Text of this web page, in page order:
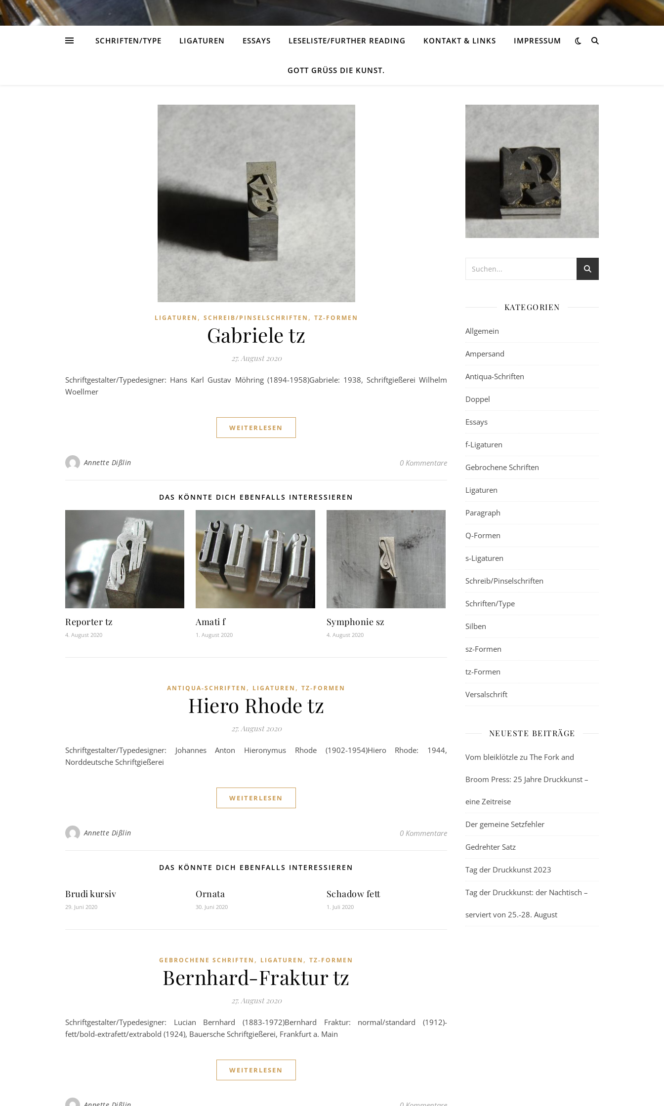
SCHRIFTEN/TYPE LIGATUREN ESSAYS LESELISTE/FURTHER READING KONTAKT & LINKS IMPRESSUM
GOTT GRÜSS DIE KUNST.
LIGATUREN , SCHREIB/PINSELSCHRIFTEN , TZ-FORMEN
Gabriele tz
27. August 2020
Schriftgestalter/Typedesigner: Hans Karl Gustav Möhring (1894-1958)Gabriele: 1938, Schriftgießerei Wilhelm
Woellmer
WEITERLESEN
Annette Dißlin 0 Kommentare
DAS KÖNNTE DICH EBENFALLS INTERESSIEREN
Reporter tz
4. August 2020
Amati f
1. August 2020
Symphonie sz
4. August 2020
ANTIQUA-SCHRIFTEN , LIGATUREN , TZ-FORMEN
Hiero Rhode tz
27. August 2020
Schriftgestalter/Typedesigner: Johannes Anton Hieronymus Rhode (1902-1954)Hiero Rhode: 1944,
Norddeutsche Schriftgießerei
WEITERLESEN
Annette Dißlin 0 Kommentare
DAS KÖNNTE DICH EBENFALLS INTERESSIEREN
Brudi kursiv
29. Juni 2020
Ornata
30. Juni 2020
Schadow fett
1. Juli 2020
GEBROCHENE SCHRIFTEN , LIGATUREN , TZ-FORMEN
Bernhard-Fraktur tz
27. August 2020
Schriftgestalter/Typedesigner: Lucian Bernhard (1883-1972)Bernhard Fraktur: normal/standard (1912)-
fett/bold-extrafett/extrabold (1924), Bauersche Schriftgießerei, Frankfurt a. Main
WEITERLESEN
KATEGORIEN
Allgemein
Ampersand
Antiqua-Schriften
Doppel
Essays
f-Ligaturen
Gebrochene Schriften
Ligaturen
Paragraph
Q-Formen
s-Ligaturen
Schreib/Pinselschriften
Schriften/Type
Silben
sz-Formen
tz-Formen
Versalschrift
NEUESTE BEITRÄGE
Vom bleiklötzle zu The Fork and
Broom Press: 25 Jahre Druckkunst –
eine Zeitreise
Der gemeine Setzfehler
Gedrehter Satz
Tag der Druckkunst 2023
Tag der Druckkunst: der Nachtisch –
serviert von 25.-28. August